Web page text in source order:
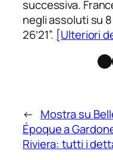
successiva.
negli assoluti su
26’21”. [Ulteriori
← Mostra su
Époque a
Riviera: tutti i